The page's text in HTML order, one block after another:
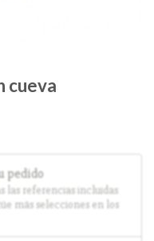
cueva
pedido
las referencias incluidas
más selecciones en los